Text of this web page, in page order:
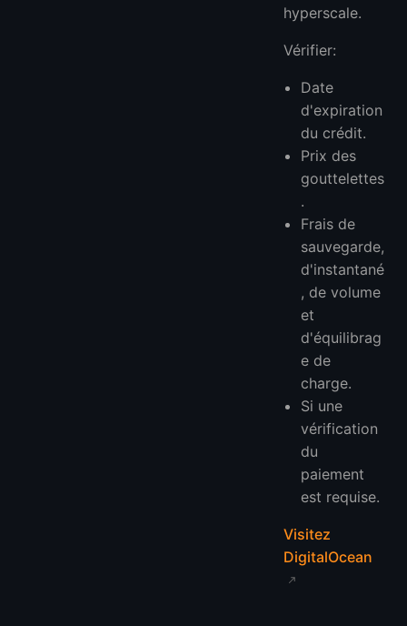
hyperscale.
Vérifier:
Date
d'expiration
du crédit.
Prix des
gouttelettes
.
Frais de
sauvegarde,
d'instantané
, de volume
et
d'équilibrag
e de
charge.
Si une
vérification
du
paiement
est requise.
Visitez
DigitalOcean